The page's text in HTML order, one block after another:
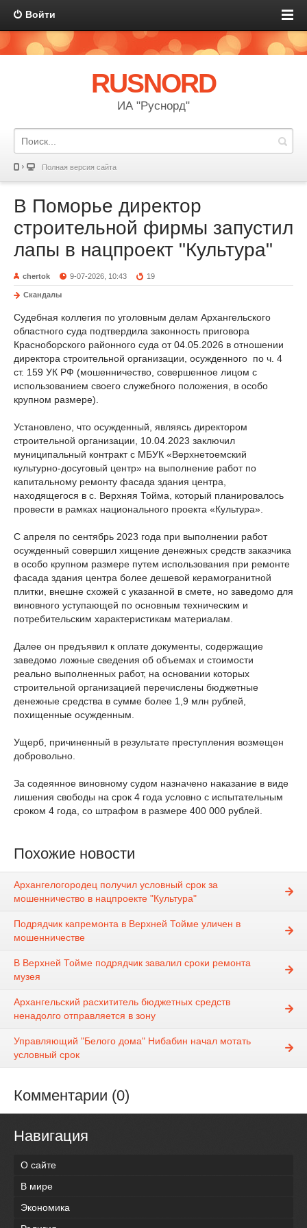
Войти
RUSNORD
ИА "Руснорд"
Полная версия сайта
В Поморье директор
строительной фирмы запустил
лапы в нацпроект "Культура"
chertok 9-07-2026, 10:43 19
Скандалы
Судебная коллегия по уголовным делам Архангельского
областного суда подтвердила законность приговора
Красноборского районного суда от 04.05.2026 в отношении
директора строительной организации, осужденного по ч. 4
ст. 159 УК РФ (мошенничество, совершенное лицом с
использованием своего служебного положения, в особо
крупном размере).
Установлено, что осужденный, являясь директором
строительной организации, 10.04.2023 заключил
муниципальный контракт с МБУК «Верхнетоемский
культурно-досуговый центр» на выполнение работ по
капитальному ремонту фасада здания центра,
находящегося в с. Верхняя Тойма, который планировалось
провести в рамках национального проекта «Культура».
С апреля по сентябрь 2023 года при выполнении работ
осужденный совершил хищение денежных средств заказчика
в особо крупном размере путем использования при ремонте
фасада здания центра более дешевой керамогранитной
плитки, внешне схожей с указанной в смете, но заведомо для
виновного уступающей по основным техническим и
потребительским характеристикам материалам.
Далее он предъявил к оплате документы, содержащие
заведомо ложные сведения об объемах и стоимости
реально выполненных работ, на основании которых
строительной организацией перечислены бюджетные
денежные средства в сумме более 1,9 млн рублей,
похищенные осужденным.
Ущерб, причиненный в результате преступления возмещен
добровольно.
За содеянное виновному судом назначено наказание в виде
лишения свободы на срок 4 года условно с испытательным
сроком 4 года, со штрафом в размере 400 000 рублей.
Похожие новости
Архангелогородец получил условный срок за
мошенничество в нацпроекте "Культура"
Подрядчик капремонта в Верхней Тойме уличен в
мошенничестве
В Верхней Тойме подрядчик завалил сроки ремонта
музея
Архангельский расхититель бюджетных средств
ненадолго отправляется в зону
Управляющий "Белого дома" Нибабин начал мотать
условный срок
Комментарии (0)
Навигация
О сайте
В мире
Экономика